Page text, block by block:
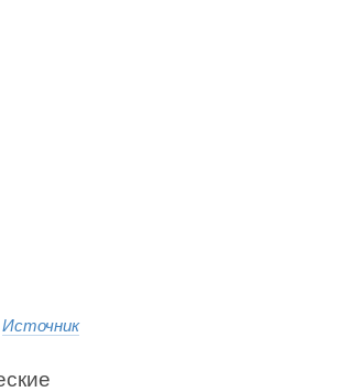
Источник